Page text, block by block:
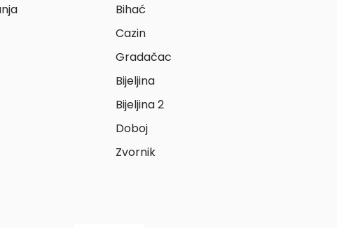
Bihać
Cazin
Gradačac
Bijeljina
Bijeljina 2
Doboj
Zvornik